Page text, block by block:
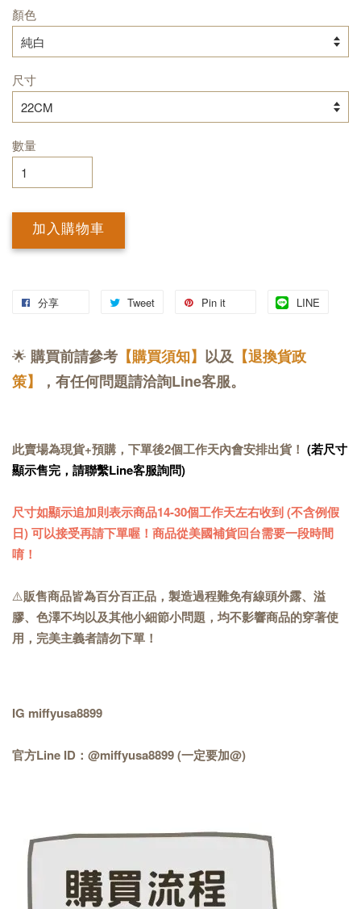
顏色
尺寸
數量
加入購物車
分享 Tweet Pin it LINE
🌟 購買前請參考 【購買須知】 以及 【退換貨政
策】
，有任何問題請洽詢Line客服。
此賣場為現貨+預購，下單後2個工作天內會安排出貨！ (若尺寸
顯示售完，請聯繫Line客服詢問)
尺寸如顯示追加則表示商品14-30個工作天左右收到 (不含例假
日) 可以接受再請下單喔！商品從美國補貨回台需要一段時間
唷！
⚠️販售商品皆為百分百正品，製造過程難免有線頭外露、溢
膠、色澤不均以及其他小細節小問題，均不影響商品的穿著使
用，完美主義者請勿下單！
IG miffyusa8899
官方Line ID：@miffyusa8899 (一定要加@)